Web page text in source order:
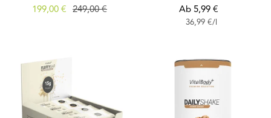
Angebotspreis
199,00 € Regulärer
249,00 € Angebotspreis
Ab 5,99 €
36,99 €/l